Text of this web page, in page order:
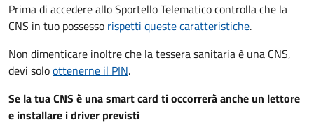
Prima di accedere allo Sportello Telematico controlla che la
CNS in tuo possesso rispetti queste caratteristiche.
Non dimenticare inoltre che la tessera sanitaria è una CNS,
devi soloottenerne il PIN.
Se la tua CNS è una smart card ti occorrerà anche un lettore
e installare i driver previsti